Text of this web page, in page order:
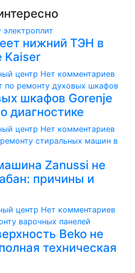
нижний ТЭН в
Kaiser
центр Нет комментариев
по ремонту духовых шкафов
шкафов Gorenje
диагностике
центр Нет комментариев
стиральных машин в
Zanussi не
причины и
центр Нет комментариев
варочных панелей
Beko не
техническая